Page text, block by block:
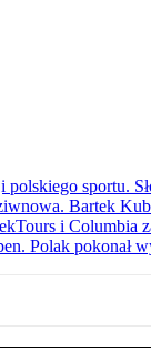
sportu.
Bartek
i Columbia
Polak pokonał